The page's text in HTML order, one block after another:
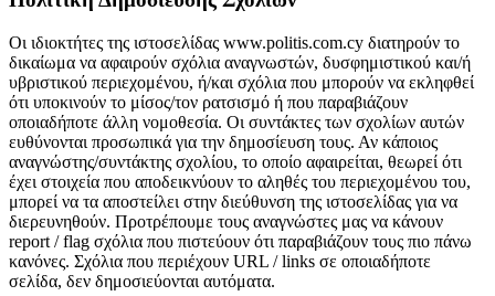
Οι ιδιοκτήτες της ιστοσελίδας www.politis.com.cy διατηρούν το
δικαίωμα να αφαιρούν σχόλια αναγνωστών, δυσφημιστικού και/ή
υβριστικού περιεχομένου, ή/και σχόλια που μπορούν να εκληφθεί
ότι υποκινούν το μίσος/τον ρατσισμό ή που παραβιάζουν
οποιαδήποτε άλλη νομοθεσία. Οι συντάκτες των σχολίων αυτών
ευθύνονται προσωπικά για την δημοσίευση τους. Αν κάποιος
αναγνώστης/συντάκτης σχολίου, το οποίο αφαιρείται, θεωρεί ότι
έχει στοιχεία που αποδεικνύουν το αληθές του περιεχομένου του,
μπορεί να τα αποστείλει στην διεύθυνση της ιστοσελίδας για να
διερευνηθούν. Προτρέπουμε τους αναγνώστες μας να κάνουν
report / flag σχόλια που πιστεύουν ότι παραβιάζουν τους πιο πάνω
κανόνες. Σχόλια που περιέχουν URL / links σε οποιαδήποτε
σελίδα, δεν δημοσιεύονται αυτόματα.